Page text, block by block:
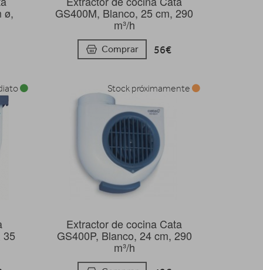
ø, GS400M, Blanco, 25 cm, 290
m³/h
Comprar 56€
35
Extractor de cocina Cata
GS400P, Blanco, 24 cm, 290
m³/h
Stock próximamente